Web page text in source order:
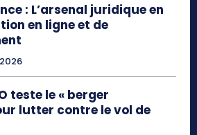
: L’arsenal juridique en
en ligne et de
teste le « berger
lutter contre le vol de